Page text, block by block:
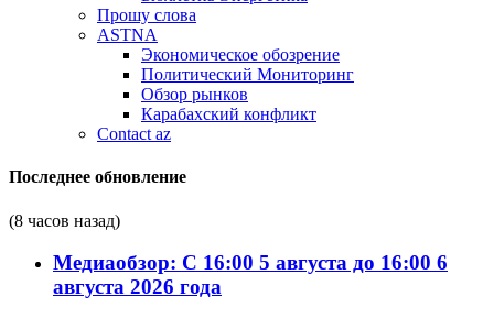
Прошу слова
ASTNA
Экономическое обозрение
Политический Мониторинг
Обзор рынков
Карабахский конфликт
Contact az
Последнее обновление
(8 часов назад)
Медиаобзор: С 16:00 5 августа до 16:00 6
августа 2026 года